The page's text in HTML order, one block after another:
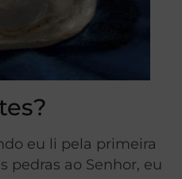
eu li pela primeira
pedras ao Senhor, eu